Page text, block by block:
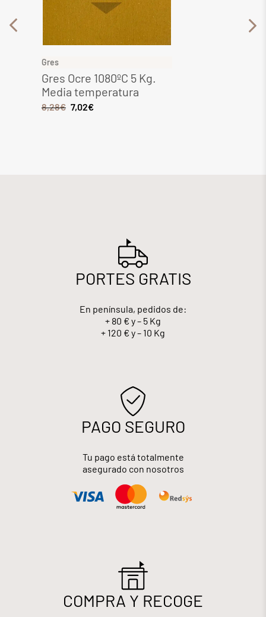
Gres
Gres Ocre 1080ºC 5 Kg.
Media temperatura
8,28€ 7,02€
PORTES GRATIS
En península, pedidos de:
+ 80 € y – 5 Kg
+ 120 € y – 10 Kg
PAGO SEGURO
Tu pago está totalmente
asegurado con nosotros
COMPRA Y RECOGE